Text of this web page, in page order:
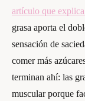
artículo que
grasa aporta el
sensación de
comer más
terminan ahí: las
muscular porque